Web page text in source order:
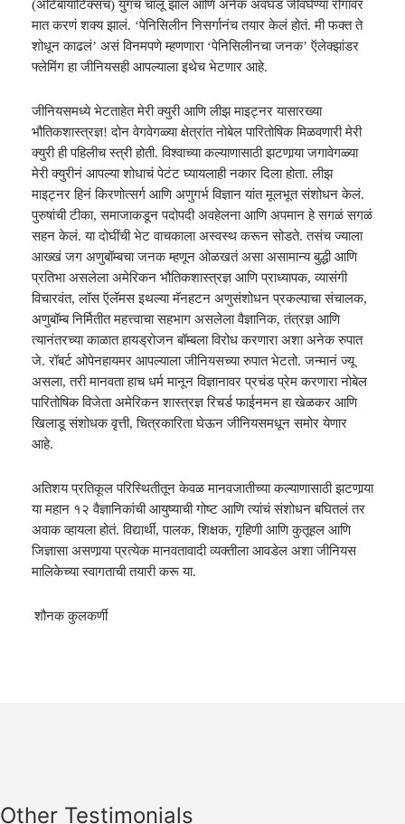
(अँटिबायॉटिक्सचं)युगच चालू झालं आणि अनेक अवघड जीवघेण्या रोगांवर
मात करणं शक्य झालं. ‘पेनिसिलीन निसर्गानंच तयार केलं होतं. मी फक्त ते
शोधून काढलं’ असं विनमपणे म्हणणारा ‘पेनिसिलीनचा जनक’ ऍलेक्झांडर
फ्लेमिंग हा जीनियसही आपल्याला इथेच भेटणार आहे.
जीनियसमध्ये भेटताहेत मेरीक्युरी आणि लीझ माइट्नर यासारख्या
भौतिकशास्त्रज्ञ! दोन वेगवेगळ्या क्षेत्रांत नोबेल पारितोषिक मिळवणारी मेरी
क्युरी ही पहिलीचस्त्रीहोती. विश्‍वाच्या कल्याणासाठी झटणार्‍या जगावेगळ्या
मेरीक्युरीनं आपल्या शोधाचं पेटंट घ्यायलाही नकार दिला होता. लीझ
माइट्नर हिनं किरणोत्सर्ग आणि अणुगर्भ विज्ञान यांत मूलभूत संशोधन केलं.
पुरुषांची टीका,समाजाकडून पदोपदी अवहेलना आणि अपमान हे सगळं सगळं
सहनकेलं. या दोघींची भेट वाचकाला अस्वस्थ करून सोडते. तसंच ज्याला
आख्खं जग अणुबॉम्बचा जनक म्हणून ओळखतं असा असामान्य बुद्धी आणि
प्रतिभा असलेला अमेरिकन भौतिकशास्त्रज्ञ आणि प्राध्यापक,व्यासंगी
विचारवंत,लॉस ऍलॅमस इथल्या मॅनहटन अणुसंशोधन प्रकल्पाचा संचालक,
अणुबॉम्ब निर्मितीत महत्त्वाचा सहभाग असलेला वैज्ञानिक,तंत्रज्ञ आणि
त्यानंतरच्या काळात हायड्रोजन बॉम्बला विरोध करणारा अशा अनेक रुपात
जे. रॉबर्ट ओपेनहायमर आपल्याला जीनियसच्या रुपात भेटतो. जन्मानंज्यू
असला,तरी मानवता हाच धर्म मानून विज्ञानावर प्रचंड प्रेम करणारा नोबेल
पारितोषिक विजेता अमेरिकन शास्त्रज्ञ रिचर्ड फाईनमन हा खेळकर आणि
खिलाडू संशोधक वृत्ती,चित्रकारिता घेऊन जीनियसमधून समोर येणार
आहे.
अतिशय प्रतिकूल परिस्थितीतून केवळ मानवजातीच्या कल्याणासाठी झटणार्‍या
या महान १२ वैज्ञानिकांची आयुष्याची गोष्ट आणि त्यांचं संशोधन बघितलं तर
अवाक व्हायला होतं. विद्यार्थी,पालक,शिक्षक,गृहिणी आणि कुतूहल आणि
जिज्ञासा असणार्‍या प्रत्येक मानवतावादी व्यक्तीला आवडेल अशाजीनियस
मालिकेच्या स्वागताची तयारी करू या.
शौनक कुलकर्णी
Other Testimonials